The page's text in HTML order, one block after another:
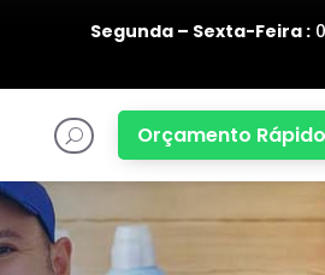
Segunda – Sexta-Feira :
U Orçamento Rápido